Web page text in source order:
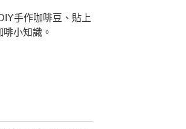
手作咖啡豆、貼上
小知識。